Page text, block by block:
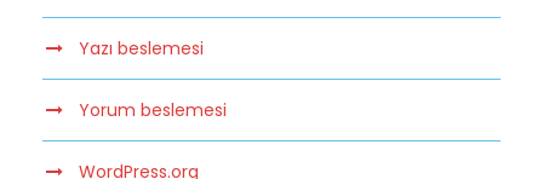
Yazı beslemesi
Yorum beslemesi
WordPress.org